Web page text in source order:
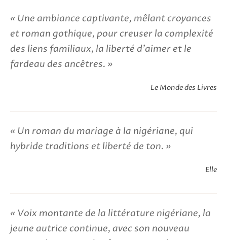
Une ambiance captivante, mêlant croyances
et roman gothique, pour creuser la complexité
des liens familiaux, la liberté d'aimer et le
fardeau des ancêtres.
Le Monde des Livres
Un roman du mariage à la nigériane, qui
hybride traditions et liberté de ton.
Elle
Voix montante de la littérature nigériane, la
jeune autrice continue, avec son nouveau